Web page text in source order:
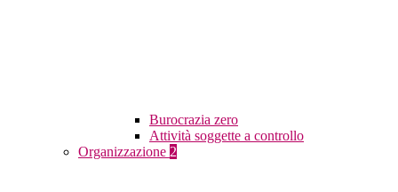
Burocrazia zero
Attività soggette a controllo
Organizzazione 2